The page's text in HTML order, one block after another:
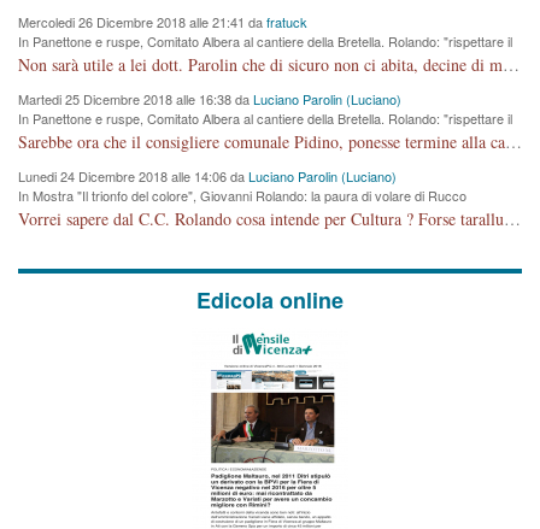
Mercoledi 26 Dicembre 2018 alle 21:41 dafratuck
In Panettone e ruspe, Comitato Albera al cantiere della Bretella. Rolando: "rispettare il
cronoprogramma"
Non sarà utile a lei dott. Parolin che di sicuro non ci abita, decine di migliaia di TIR, automobili e padroncini che passano quotidianamente per una strada appena rotabile, non è più possibile stendere i panni, attraversare la strada senza rischiare la morte, le case stanno crepando, i tempi sono cambiati e la bretella non passerà assolutamente per maddalene (ma cosa sta a dire?!), dia invece responsabilità a chi ha costruito tagliando la strada che doveva invece terminare a isola vicentina e non al moracchino lasciando Motta di Costabissara ancora in panne di traffico. I tempi sono cambiati dottore e se l'anagrafe della vita stagna nell'essere umano impressioni conservatrici, la società non le considera perchè va avanti, si industrializza e ha bisogno di infrastrutture e di sviluppo. Ultima considerazione, se è geloso di Rolando perchè vede in lui solo campagne politiche mentre si difendono i SOLI diritti dei cittadini, la preghiamo faccia considerazioni più appropriate. Saluti e complimenti per i suoi scritti.
Martedi 25 Dicembre 2018 alle 16:38 daLuciano Parolin (Luciano)
In Panettone e ruspe, Comitato Albera al cantiere della Bretella. Rolando: "rispettare il
cronoprogramma"
Sarebbe ora che il consigliere comunale Pidino, ponesse termine alla campagna elettorale nel territorio del suo seggio Villaggio del Sole. La tiraca è iniziata, distruggerà 6 km di prateria ovest della città, ricca di fonti e sorgenti d'acqua. I cittadini di Maddalene non avranno più Pace la notte. Molta colpa per la costruzione di questa Strada è proprio del signor Rolando,dei suoi gazebo mobili e che vuol far passare questa opera VANDALICA come progetto "utile" a chi ? Non è cosa seria sig. Rolando!
Lunedi 24 Dicembre 2018 alle 14:06 daLuciano Parolin (Luciano)
In Mostra "Il trionfo del colore", Giovanni Rolando: la paura di volare di Rucco
Vorrei sapere dal C.C. Rolando cosa intende per Cultura ? Forse tarallucci, vino e sagre, o spaghetti tricolori del PD ? Il continuo (s)parlare della mostra a Palazzo Chiericati caro consigliere DANNEGGIA FORTEMENTE l'immagine della città TUTTA e fa deviare i consensi che in RUSSIA (badi bene ex U.R.S.S.) sono ECCELLENTI. A livello artistico l'evento è di alta Valenza culturale, COMPITO di Tutta la Cittadinanza fare il possibile per propagandare l'iniziativa senza farne UN CASO PARTITICO come fa Lei da sempre. Meno Gazebo + Partecipazione! E così sia. Amen.
Edicola online